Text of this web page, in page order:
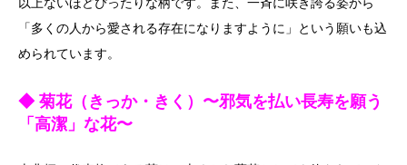
「多くの人から愛される存在になりますように」という願いも込
められています。
◆ 菊花（きっか・きく）〜邪気を払い長寿を願う
「高潔」な花〜